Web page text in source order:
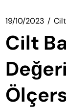
19/10/2023 Cilt
Cilt